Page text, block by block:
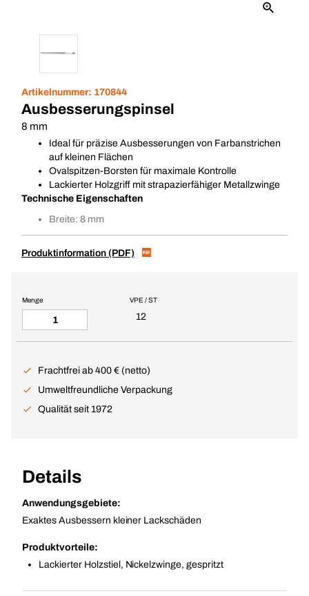
Artikelnummer: 170844
Ausbesserungspinsel
8 mm
Ideal für präzise Ausbesserungen von Farbanstrichen
auf kleinen Flächen
Ovalspitzen-Borsten für maximale Kontrolle
Lackierter Holzgriff mit strapazierfähiger Metallzwinge
Technische Eigenschaften
Breite: 8 mm
Produktinformation (PDF)
VPE / ST
12
Menge
Frachtfrei ab 400 € (netto)
Umweltfreundliche Verpackung
Qualität seit 1972
Details
Anwendungsgebiete:
Exaktes Ausbessern kleiner Lackschäden
Produktvorteile:
Lackierter Holzstiel, Nickelzwinge, gespritzt